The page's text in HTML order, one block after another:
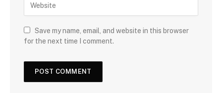
Save my name, email, and website in this browser
for the next time I comment.